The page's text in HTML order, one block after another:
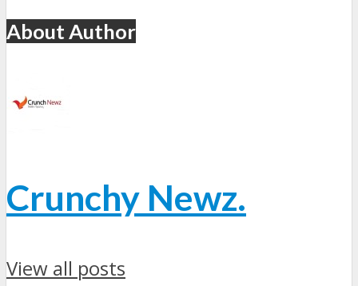
About Author
Crunchy Newz.
View all posts